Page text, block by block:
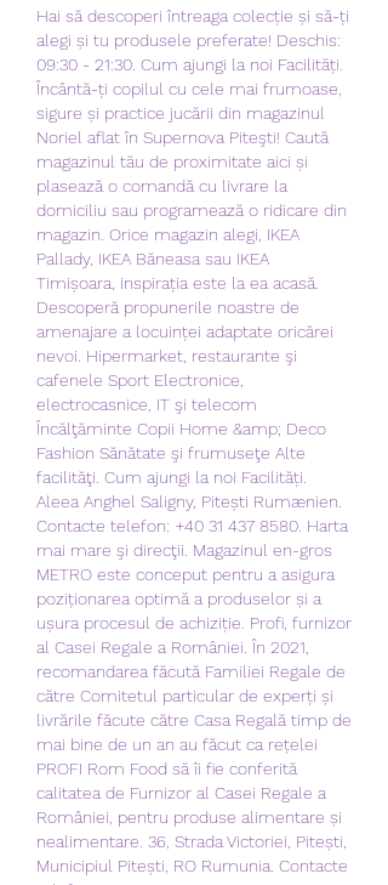
Hai să descoperi întreaga colecție și să-ți
alegi și tu produsele preferate! Deschis:
09:30 - 21:30. Cum ajungi la noi Facilități.
Încântă-ți copilul cu cele mai frumoase,
sigure și practice jucării din magazinul
Noriel aflat în Supernova Piteşti! Caută
magazinul tău de proximitate aici și
plasează o comandă cu livrare la
domiciliu sau programează o ridicare din
magazin. Orice magazin alegi, IKEA
Pallady, IKEA Băneasa sau IKEA
Timișoara, inspirația este la ea acasă.
Descoperă propunerile noastre de
amenajare a locuinței adaptate oricărei
nevoi. Hipermarket, restaurante şi
cafenele Sport Electronice,
electrocasnice, IT şi telecom
Încălţăminte Copii Home &amp; Deco
Fashion Sănătate şi frumuseţe Alte
facilităţi. Cum ajungi la noi Facilități.
Aleea Anghel Saligny, Pitești Rumænien.
Contacte telefon: +40 31 437 8580. Harta
mai mare şi direcţii. Magazinul en-gros
METRO este conceput pentru a asigura
poziționarea optimă a produselor și a
ușura procesul de achiziție. Profi, furnizor
al Casei Regale a României. În 2021,
recomandarea făcută Familiei Regale de
către Comitetul particular de experți și
livrările făcute către Casa Regală timp de
mai bine de un an au făcut ca rețelei
PROFI Rom Food să îi fie conferită
calitatea de Furnizor al Casei Regale a
României, pentru produse alimentare și
nealimentare. 36, Strada Victoriei, Pitești,
Municipiul Pitești, RO Rumunia. Contacte